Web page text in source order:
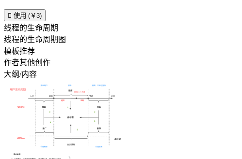
 使用 (￥3)
线程的生命周期
线程的生命周期图
模板推荐
作者其他创作
大纲/内容